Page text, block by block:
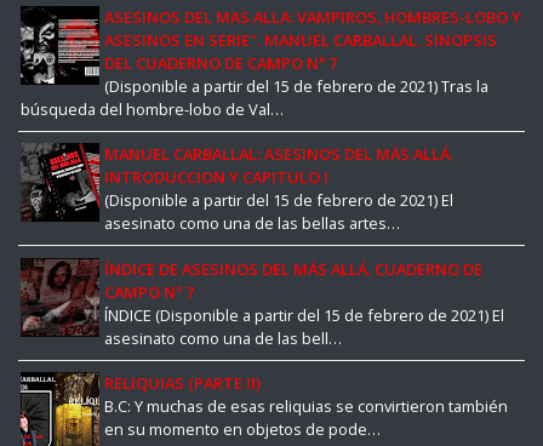
ASESINOS DEL MAS ALLA: VAMPIROS, HOMBRES-LOBO Y
ASESINOS EN SERIE". MANUEL CARBALLAL. SINOPSIS
DEL CUADERNO DE CAMPO Nº 7
(Disponible a partir del 15 de febrero de 2021) Tras la
búsqueda del hombre-lobo de Val…
MANUEL CARBALLAL: ASESINOS DEL MÁS ALLÁ.
INTRODUCCION Y CAPITULO I
(Disponible a partir del 15 de febrero de 2021) El
asesinato como una de las bellas artes…
ÍNDICE DE ASESINOS DEL MÁS ALLÁ. CUADERNO DE
CAMPO Nº 7
ÍNDICE (Disponible a partir del 15 de febrero de 2021) El
asesinato como una de las bell…
RELIQUIAS (PARTE II)
B.C: Y muchas de esas reliquias se convirtieron también
en su momento en objetos de pode…